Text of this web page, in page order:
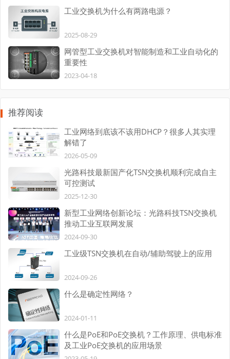
工业交换机为什么有两路电源？
2025-08-29
网管型工业交换机对智能制造和工业自动化的
重要性
2023-04-18
推荐阅读
工业网络到底该不该用DHCP？很多人其实理
解错了
2026-05-09
光路科技最新国产化TSN交换机顺利完成自主
可控测试
2025-12-30
新型工业网络创新论坛：光路科技TSN交换机
推动工业互联网发展
2024-09-30
工业级TSN交换机在自动/辅助驾驶上的应用
2024-09-26
什么是确定性网络？
2024-01-11
什么是PoE和PoE交换机？工作原理、供电标准
及工业PoE交换机的应用场景